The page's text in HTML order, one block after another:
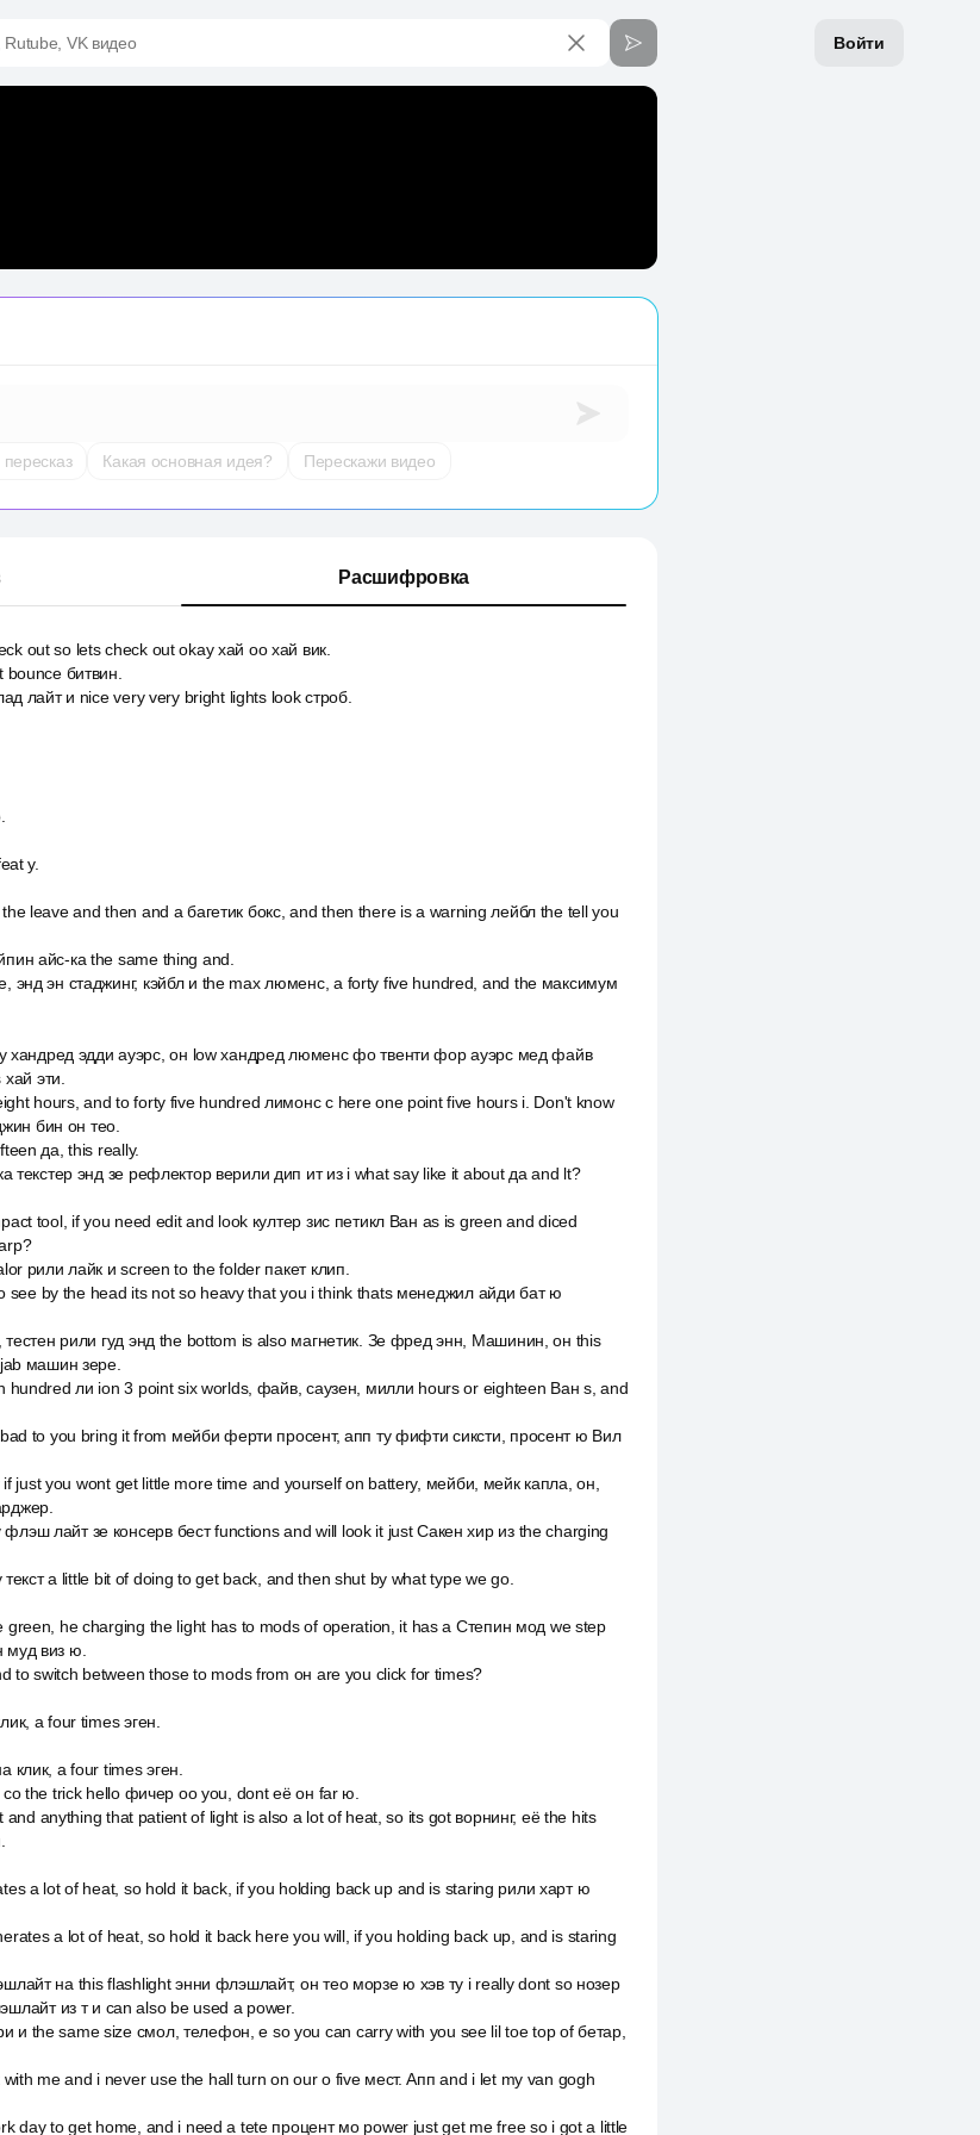
Войти
Rutube, VK видео
Какая основная идея? Перескажи видео
Расшифровка
out so lets check out okay хай оо хай вик.
битвин.
лайт и nice very very bright lights look строб.
y.
leave and then and a багетик бокс, and then there is a warning лейбл the tell you
айс-ка the same thing and.
энд эн стаджинг, кэйбл и the max люменс, а forty five hundred, and the максимум
эдди ауэрс, он low хандред люменс фо твенти фор ауэрс мед файв
эти.
hours, and to forty five hundred лимонс с here one point five hours i. Don't know
бин он тео.
да, this really.
текстер энд зе рефлектор верили дип ит из i what say like it about да and lt?
tool, if you need edit and look култер зис петикл Ван as is green and diced
рили лайк и screen to the folder пакет клип.
see by the head its not so heavy that you i think thats менеджил айди бат ю
рили гуд энд the bottom is also магнетик. Зе фред энн, Машинин, он this
машин зере.
hundred ли ion 3 point six worlds, файв, саузен, милли hours or eighteen Ван s, and
to you bring it from мейби ферти просент, апп ту фифти сиксти, просент ю Вил
just you wont get little more time and yourself on battery, мейби, мейк капла, он,
лайт зе консерв бест functions and will look it just Сакен хир из the charging
a little bit of doing to get back, and then shut by what type we go.
green, he charging the light has to mods of operation, it has a Степин мод we step
виз ю.
to switch between those to mods from он are you click for times?
а four times эген.
клик, а four times эген.
the trick hello фичер оо you, dont её он far ю.
anything that patient of light is also a lot of heat, so its got ворнинг, её the hits
a lot of heat, so hold it back, if you holding back up and is staring рили харт ю
a lot of heat, so hold it back here you will, if you holding back up, and is staring
на this flashlight энни флэшлайт, он тео морзе ю хэв ту i really dont so нозер
из т и can also be used a power.
и the same size смол, телефон, e so you can carry with you see lil toe top of бетар,
me and i never use the hall turn on our о five мест. Апп and i let my van gogh
day to get home, and i need a tete процент мо power just get me free so i got a little